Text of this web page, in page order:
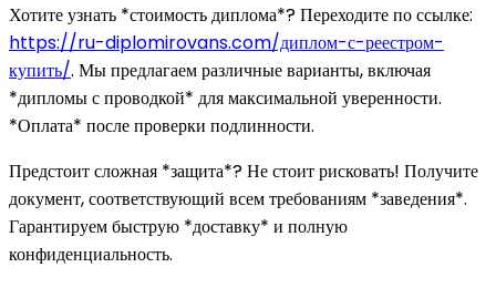
Хотите узнать *стоимость диплома*? Переходите по ссылке:
https://ru-diplomirovans.com/диплом-с-реестром-
купить/. Мы предлагаем различные варианты, включая
*дипломы с проводкой* для максимальной уверенности.
*Оплата* после проверки подлинности.
Предстоит сложная *защита*? Не стоит рисковать! Получите
документ, соответствующий всем требованиям *заведения*.
Гарантируем быструю *доставку* и полную
конфиденциальность.